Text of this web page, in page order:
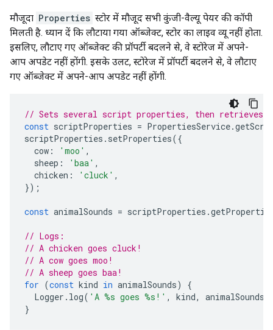
मौजूदा Properties स्टोर में मौजूद सभी कुंजी-वैल्यू पेयर की कॉपी
मिलती है. ध्यान दें कि लौटाया गया ऑब्जेक्ट, स्टोर का लाइव व्यू नहीं होता.
इसलिए, लौटाए गए ऑब्जेक्ट की प्रॉपर्टी बदलने से, वे स्टोरेज में अपने-
आप अपडेट नहीं होंगी. इसके उलट, स्टोरेज में प्रॉपर्टी बदलने से, वे लौटाए
गए ऑब्जेक्ट में अपने-आप अपडेट नहीं होंगी.
// Sets several script properties, then retrieves
const scriptProperties = PropertiesService.
scriptProperties . setProperties({
cow : 'moo' ,
sheep : 'baa' ,
chicken : 'cluck' ,
});
const animalSounds = scriptProperties .
// Logs:
// A chicken goes cluck!
// A cow goes moo!
// A sheep goes baa!
for (const kind in animalSounds)
{
Logger . log( 'A %s goes %s!' , kind, animalSounds
}